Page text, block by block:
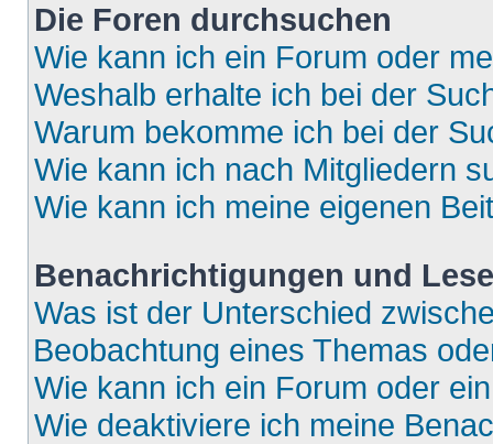
Die Foren durchsuchen
Wie kann ich ein Forum oder
Weshalb erhalte ich bei der
Warum bekomme ich bei der
Wie kann ich nach Mitgliedern
Wie kann ich meine eigenen
Benachrichtigungen und
Was ist der Unterschied
Beobachtung eines Themas
Wie kann ich ein Forum oder
Wie deaktiviere ich meine